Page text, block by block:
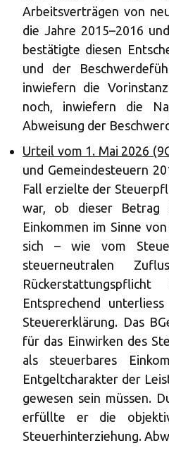
Arbeitsverträgen von
die Jahre 2015–2016
bestätigte diesen
und der
inwiefern die
noch, inwiefern die
Abweisung der
Urteil vom 1. Mai 2026
und Gemeindesteuern
Fall erzielte der
war, ob dieser Betrag
Einkommen im Sinne
sich – wie vom
steuerneutralen
Entsprechend
Steuererklärung. Das
für das Einwirken des
als steuerbares
Entgeltcharakter der
gewesen sein müssen.
erfüllte er die
Steuerhinterziehung.